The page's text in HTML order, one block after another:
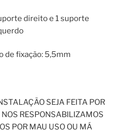
direito e 1 suporte
de fixação: 5,5mm
SEJA FEITA POR
RESPONSABILIZAMOS
POR MAU USO OU MÁ